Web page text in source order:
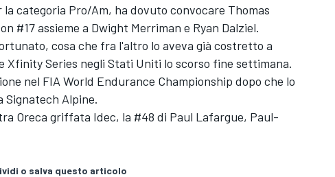
categoria Pro/Am, ha dovuto convocare Thomas
#17 assieme a Dwight Merriman e Ryan Dalziel.
cosa che fra l'altro lo aveva già costretto a
Xfinity Series negli Stati Uniti lo scorso fine settimana.
nel FIA World Endurance Championship dopo che lo
Signatech Alpine.
Oreca griffata Idec, la #48 di Paul Lafargue, Paul-
o salva questo articolo